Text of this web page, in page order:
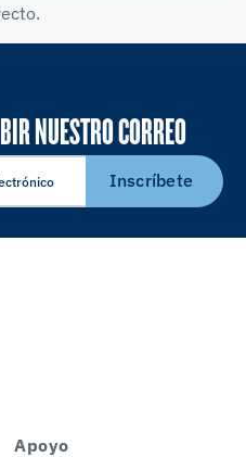
NUESTRO CORREO
Inscríbete
Apoyo